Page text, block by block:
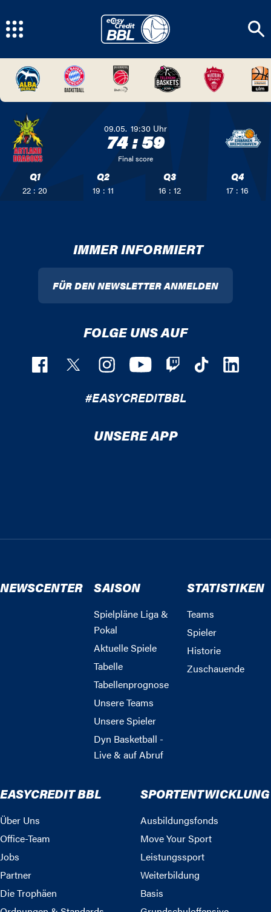
09.05. 19:30 Uhr
74:59
Final score
Q1
22 : 20
Q2
19 : 11
Q3
16 : 12
Q4
17 : 16
IMMER INFORMIERT
FÜR DEN NEWSLETTER ANMELDEN
FOLGE UNS AUF
#EASYCREDITBBL
UNSERE APP
NEWSCENTER SAISON
Spielpläne Liga &
Pokal
Aktuelle Spiele
Tabelle
Tabellenprognose
Unsere Teams
Unsere Spieler
Dyn Basketball -
Live & auf Abruf
STATISTIKEN
Teams
Spieler
Historie
Zuschauende
EASYCREDIT BBL
Über Uns
Office-Team
Jobs
Partner
Die Trophäen
SPORTENTWICKLUNG
Ausbildungsfonds
Move Your Sport
Leistungssport
Weiterbildung
Basis